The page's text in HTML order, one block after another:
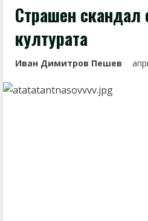
Страшен скандал
културата
Иван Димитров Пешев